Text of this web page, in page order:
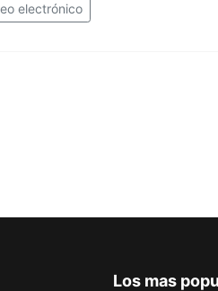
electrónico
Los mas